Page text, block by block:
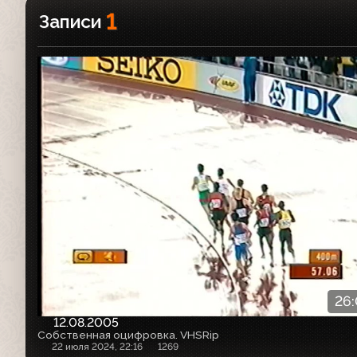
Записи 1
12.08.2005
Собственная оцифровка. VHSRip
22 июля 2024, 22:16 1269